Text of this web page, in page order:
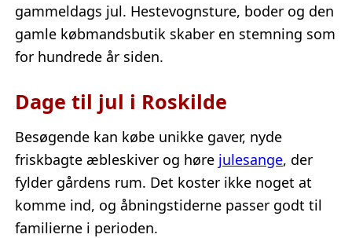
gammeldags jul. Hestevognsture, boder og den
gamle købmandsbutik skaber en stemning som
for hundrede år siden.
Dage til jul i Roskilde
Besøgende kan købe unikke gaver, nyde
friskbagte æbleskiver og høre julesange, der
fylder gårdens rum. Det koster ikke noget at
komme ind, og åbningstiderne passer godt til
familierne i perioden.